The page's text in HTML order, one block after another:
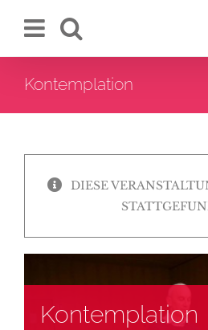
Inhalt
Kontemplation
DIESE
Kontemplation